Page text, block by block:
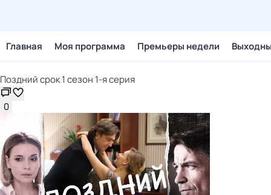
Главная Моя программа Премьеры недели
Поздний срок 1 сезон 1-я серия
0